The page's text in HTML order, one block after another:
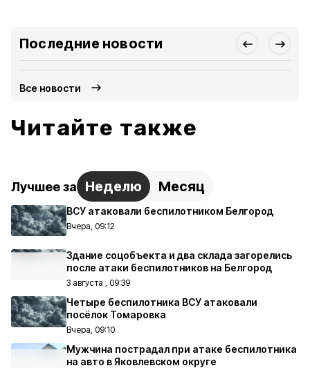
Последние новости
Все новости
Читайте также
Лучшее за Неделю Месяц
ВСУ атаковали беспилотником Белгород
Вчера, 09:12
Здание соцобъекта и два склада загорелись
после атаки беспилотников на Белгород
3 августа , 09:39
Четыре беспилотника ВСУ атаковали
посёлок Томаровка
Вчера, 09:10
Мужчина пострадал при атаке беспилотника
на авто в Яковлевском округе